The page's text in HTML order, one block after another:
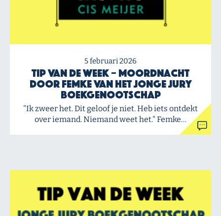
5 februari 2026
Tip van de Week – Moordnacht
door Femke van het Jonge Jury
Boekgenootschap
"Ik zweer het. Dit geloof je niet. Heb iets ontdekt
over iemand. Niemand weet het." Femke…